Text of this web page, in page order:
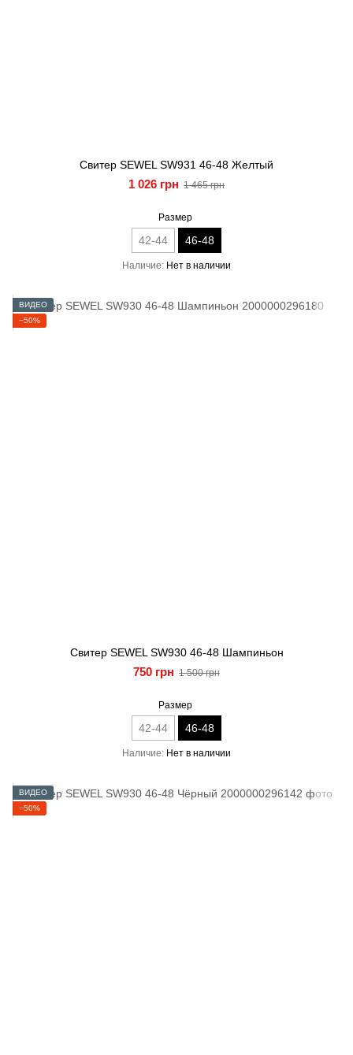
Свитер SEWEL SW931 46-48 Желтый
1 026 грн 1 465 грн
Размер
42-44 46-48
Наличие Нет в наличии
ВИДЕО
−50%
Свитер SEWEL SW930 46-48 Шампиньон
750 грн 1 500 грн
Размер
42-44 46-48
Наличие Нет в наличии
ВИДЕО
−50%